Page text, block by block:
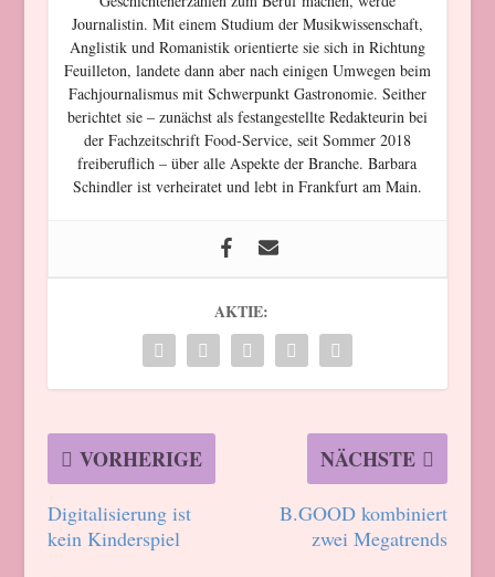
Journalistin. Mit einem Studium der Musikwissenschaft,
Anglistik und Romanistik orientierte sie sich in Richtung
Feuilleton, landete dann aber nach einigen Umwegen beim
Fachjournalismus mit Schwerpunkt Gastronomie. Seither
berichtet sie – zunächst als festangestellte Redakteurin bei
der Fachzeitschrift Food-Service, seit Sommer 2018
freiberuflich – über alle Aspekte der Branche. Barbara
Schindler ist verheiratet und lebt in Frankfurt am Main.
AKTIE:
VORHERIGE
Digitalisierung ist
kein Kinderspiel
NÄCHSTE
B.GOOD kombiniert
zwei Megatrends